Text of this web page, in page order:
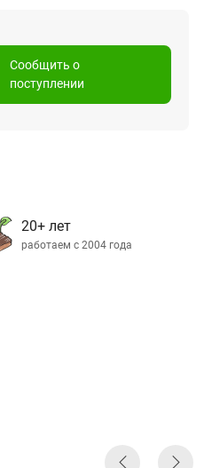
Сообщить о
поступлении
20+ лет
работаем с 2004 года